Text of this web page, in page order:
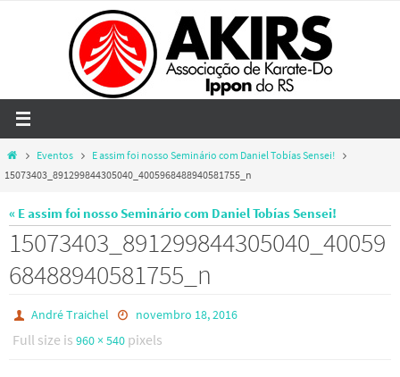
HomeEventos
E assim foi nosso Seminário com Daniel Tobías Sensei!
15073403_891299844305040_4005968488940581755_n
« E assim foi nosso Seminário com Daniel Tobías Sensei!
15073403_891299844305040_40059
68488940581755_n
André Traichel novembro 18, 2016
Full size is 960 × 540 pixels